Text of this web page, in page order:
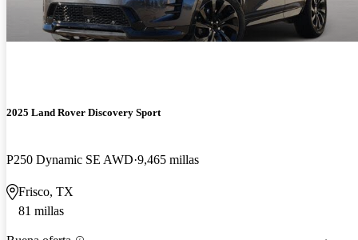
2025 Land Rover Discovery Sport
P250 Dynamic SE AWD 9,465 millas
Frisco, TX
81 millas